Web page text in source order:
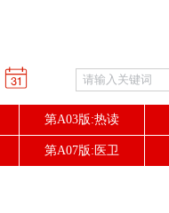
第A03版:热读
第A07版:医卫